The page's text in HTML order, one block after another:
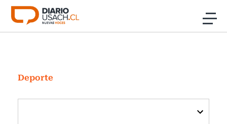
Click acá para ir directamente al contenido
Investigación
Cultura
Deporte